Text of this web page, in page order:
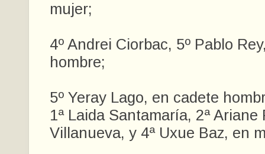
mujer;
4º Andrei Ciorbac, 5º Pablo
hombre;
5º Yeray Lago, en cadete
1ª Laida Santamaría, 2ª Ariane
Villanueva, y 4ª Uxue Baz, en